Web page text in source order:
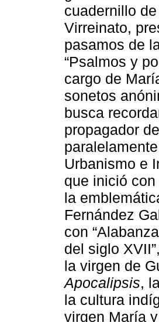
cuadernillo
Virreinato,
pasamos de
“Psalmos y
cargo de
sonetos
busca
propagador
Urbanismo e
que inició
la
Fernández
con
del siglo
la virgen de
Apocalipsis,
la cultura
virgen María